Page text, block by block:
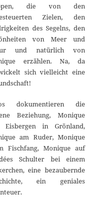
die von den
Zielen, den
des Segelns, den
von Meer und
und natürlich von
erzählen. Na, da
sich vielleicht eine
dokumentieren die
Beziehung, Monique
Eisbergen in Grönland,
am Ruder, Monique
Fischfang, Monique auf
Schulter bei einem
eine bezaubernde
ein geniales